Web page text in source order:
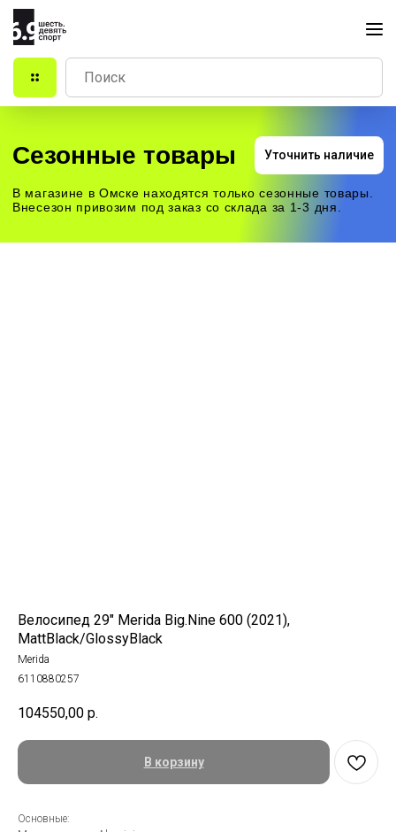
Сезонные товары
В магазине в Омске находятся только сезонные товары.
Внесезон привозим под заказ со склада за 1-3 дня.
Велосипед 29" Merida Big.Nine 600 (2021),
MattBlack/GlossyBlack
Merida
6110880257
104550,00 р.
В корзину
Основные: